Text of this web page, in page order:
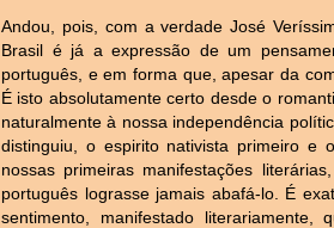
Andou, pois, com a verdade José
Brasil é já a expressão de um
português, e em forma que, apesar da
É isto absolutamente certo desde o
naturalmente à nossa independência
distinguiu, o espirito nativista primeiro e
nossas primeiras manifestações
português lograsse jamais abafá-lo. É
sentimento, manifestado